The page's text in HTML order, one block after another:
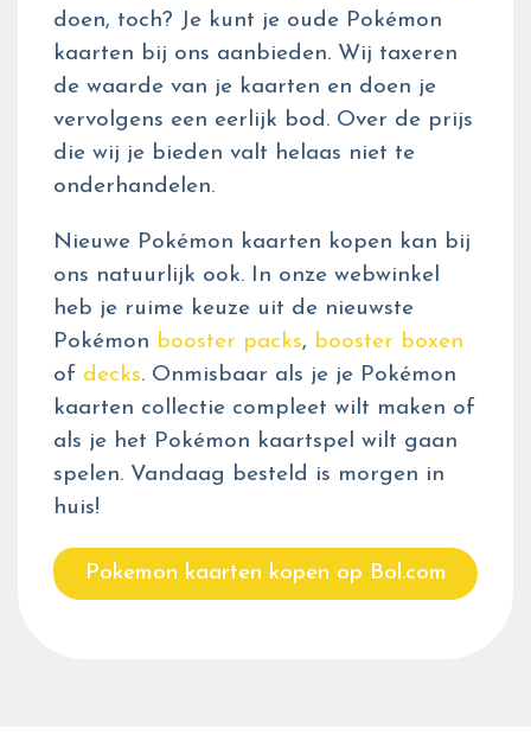
doen, toch? Je kunt je oude Pokémon
kaarten bij ons aanbieden. Wij taxeren
de waarde van je kaarten en doen je
vervolgens een eerlijk bod. Over de prijs
die wij je bieden valt helaas niet te
onderhandelen.
Nieuwe Pokémon kaarten kopen kan bij
ons natuurlijk ook. In onze webwinkel
heb je ruime keuze uit de nieuwste
Pokémon booster packs, booster boxen
of decks. Onmisbaar als je je Pokémon
kaarten collectie compleet wilt maken of
als je het Pokémon kaartspel wilt gaan
spelen. Vandaag besteld is morgen in
huis!
Pokemon kaarten kopen op Bol.com